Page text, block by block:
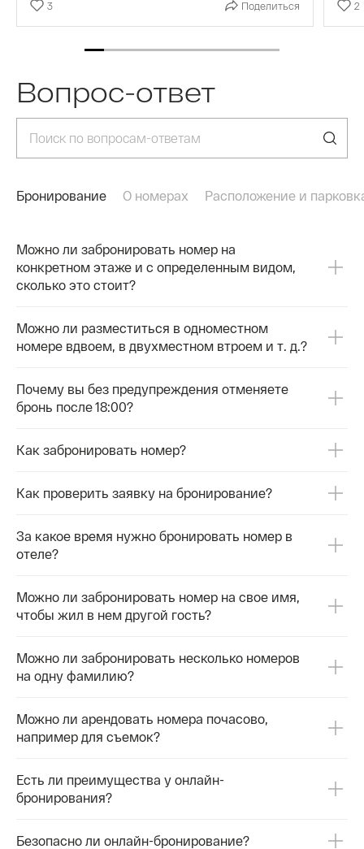
3 Поделиться 2
Вопрос-ответ
Бронирование О номерах Расположение и
Можно ли забронировать номер на
конкретном этаже и с определенным видом,
сколько это стоит?
Можно ли разместиться в одноместном
номере вдвоем, в двухместном втроем и т. д.?
Почему вы без предупреждения отменяете
бронь после 18:00?
Как забронировать номер?
Как проверить заявку на бронирование?
За какое время нужно бронировать номер в
отеле?
Можно ли забронировать номер на свое имя,
чтобы жил в нем другой гость?
Можно ли забронировать несколько номеров
на одну фамилию?
Можно ли арендовать номера почасово,
например для съемок?
Есть ли преимущества у онлайн-
бронирования?
Безопасно ли онлайн-бронирование?